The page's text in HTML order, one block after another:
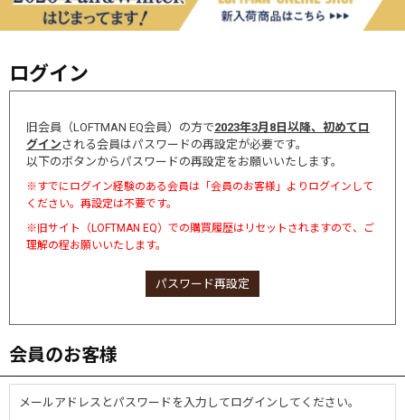
ログイン
旧会員（LOFTMAN EQ会員）の方で2023年3月8日以降、初めてロ
グインされる会員はパスワードの再設定が必要です。
以下のボタンからパスワードの再設定をお願いいたします。
※すでにログイン経験のある会員は「会員のお客様」よりログインして
ください。再設定は不要です。
※旧サイト（LOFTMAN EQ）での購買履歴はリセットされますので、ご
理解の程お願いいたします。
パスワード再設定
会員のお客様
メールアドレスとパスワードを入力してログインしてください。